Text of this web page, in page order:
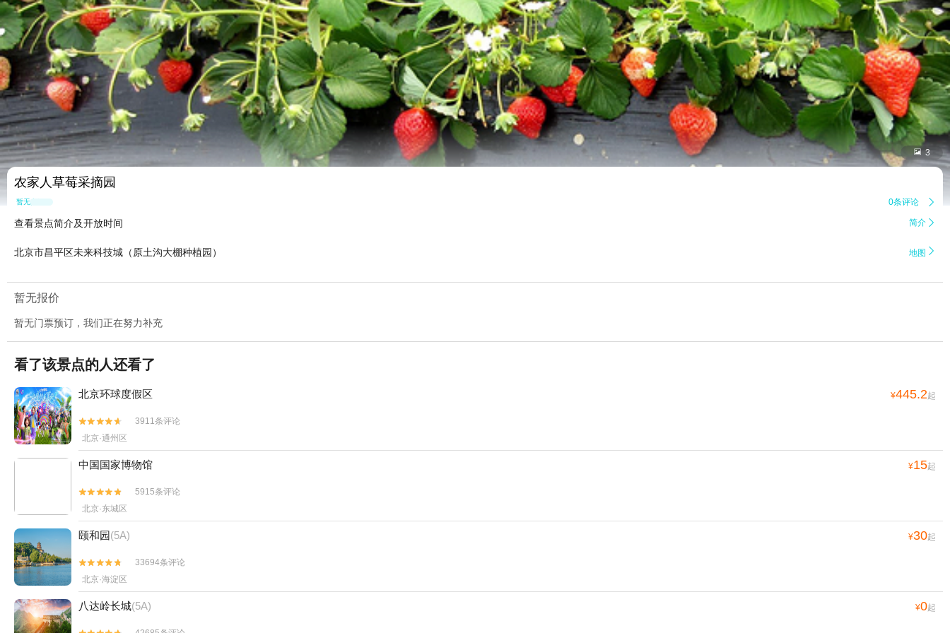
 3
农家人草莓采摘园
暂无点评 0条评论 
查看景点简介及开放时间 简介 
北京市昌平区未来科技城（原土沟大棚种植园） 地图 
暂无报价
暂无门票预订，我们正在努力补充
看了该景点的人还看了
北京环球度假区 ¥445.2起


3911条评论
北京·通州区
中国国家博物馆 ¥15起


5915条评论
北京·东城区
颐和园(5A) ¥30起


33694条评论
北京·海淀区
八达岭长城(5A) ¥0起